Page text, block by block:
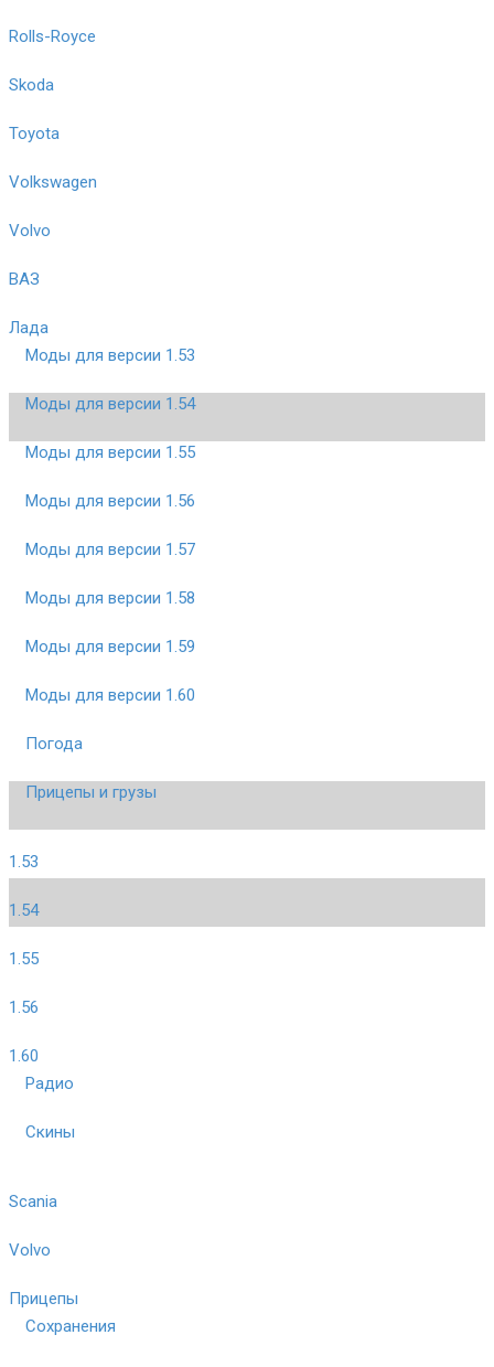
Rolls-Royce
Skoda
Toyota
Volkswagen
Volvo
ВАЗ
Лада
Моды для версии 1.53
Моды для версии 1.54
Моды для версии 1.55
Моды для версии 1.56
Моды для версии 1.57
Моды для версии 1.58
Моды для версии 1.59
Моды для версии 1.60
Погода
Прицепы и грузы
1.53
1.54
1.55
1.56
1.60
Радио
Скины
Scania
Volvo
Прицепы
Сохранения